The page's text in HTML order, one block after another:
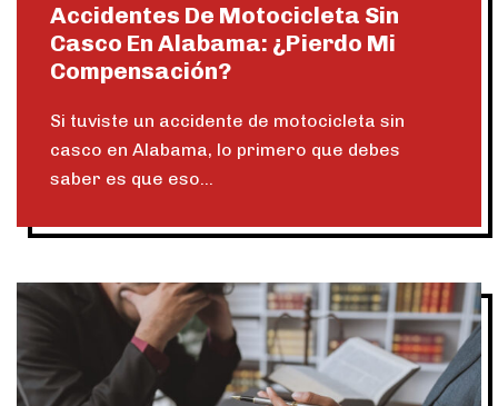
Accidentes De Motocicleta Sin
Casco En Alabama: ¿pierdo Mi
Compensación?
Si tuviste un accidente de motocicleta sin
casco en Alabama, lo primero que debes
saber es que eso...